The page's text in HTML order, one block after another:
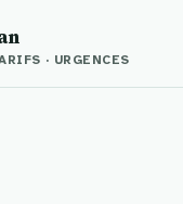
· URGENCES